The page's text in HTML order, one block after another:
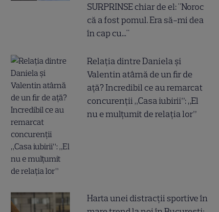
SURPRINSE chiar de el: "Noroc
că a fost pomul. Era să-mi dea
în cap cu..."
Relația dintre Daniela și
Valentin atârnă de un fir de
ață? Incredibil ce au remarcat
concurenții „Casa iubirii”: „El
nu e mulțumit de relația lor”
Harta unei distracții sportive în